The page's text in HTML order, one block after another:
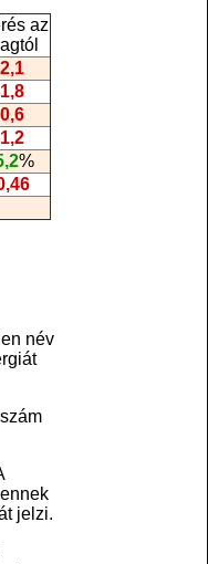
az
%
név
jelzi.